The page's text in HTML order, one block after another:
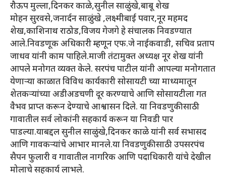
रौऊप मुल्ला,दिनकर काळे,सुनील साळुंखे,बाबू शेख
मोहन सुरवसे,जनार्दन साळुंखे ,लक्ष्मीबाई पवार,नूर महमद
शेख,काशिनाथ राठोड,विजय गेजगे हे संचालक निवडण्यात
आले.निवडणूक अधिकारी म्हणून एफ.जे नाईकवाडी, सचिव प्रताप
जाधव यांनी काम पाहिले.माजी तंटामुक्त अध्यक्ष नूर शेख यांनी
आपले मनोगत व्यक्त केले. सरपंच पाटील यांनी आपल्या मनोगतात
येणाऱ्या काळात विविध कार्यकारी सोसायटी च्या माध्यमातून
शेतकऱ्यांच्या अडीअडचणी दूर करण्याचे आणि सोसायटीला गत
वैभव प्राप्त करून देण्याचे आश्वासन दिले. या निवडणुकीसाठी
गावातील सर्व लोकांनी सहकार्य करून या निवडी पार
पाडल्या.याबद्दल सुनील साळुंखे,दिनकर काळे यांनी सर्व सभासद
आणि गावकऱ्यांचे आभार मानले.या निवडणुकीसाठी उपसरपंच
सैपन फुलारी व गावातील नागरिक आणि पदाधिकारी यांचे देखील
मोलाचे सहकार्य लाभले.